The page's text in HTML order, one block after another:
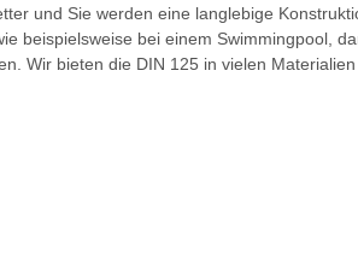
und Sie werden eine langlebige
beispielsweise bei einem Swimmingpool,
Wir bieten die DIN 125 in vielen